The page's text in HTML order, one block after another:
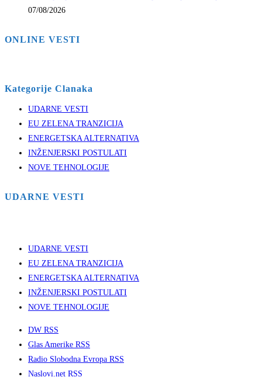
07/08/2026
ONLINE VESTI
Kategorije Clanaka
UDARNE VESTI
EU ZELENA TRANZICIJA
ENERGETSKA ALTERNATIVA
INŽENJERSKI POSTULATI
NOVE TEHNOLOGIJE
UDARNE VESTI
UDARNE VESTI
EU ZELENA TRANZICIJA
ENERGETSKA ALTERNATIVA
INŽENJERSKI POSTULATI
NOVE TEHNOLOGIJE
DW RSS
Glas Amerike RSS
Radio Slobodna Evropa RSS
Naslovi.net RSS